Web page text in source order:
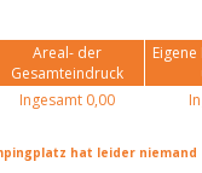
Areal- der
Gesamteindruck
Ingesamt 0,00
hat leider